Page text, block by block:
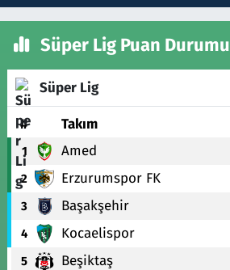
Süper Lig Puan Durumu
Süper Lig
# Takım
1 Amed
2 Erzurumspor FK
3 Başakşehir
4 Kocaelispor
5 Beşiktaş